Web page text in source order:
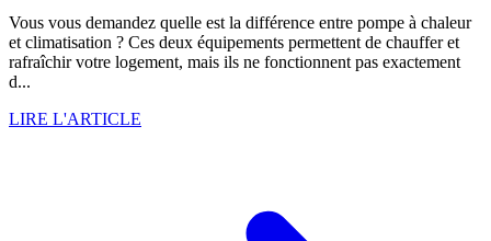
Vous vous demandez quelle est la différence entre pompe à chaleur
et climatisation ? Ces deux équipements permettent de chauffer et
rafraîchir votre logement, mais ils ne fonctionnent pas exactement
d...
LIRE L'ARTICLE